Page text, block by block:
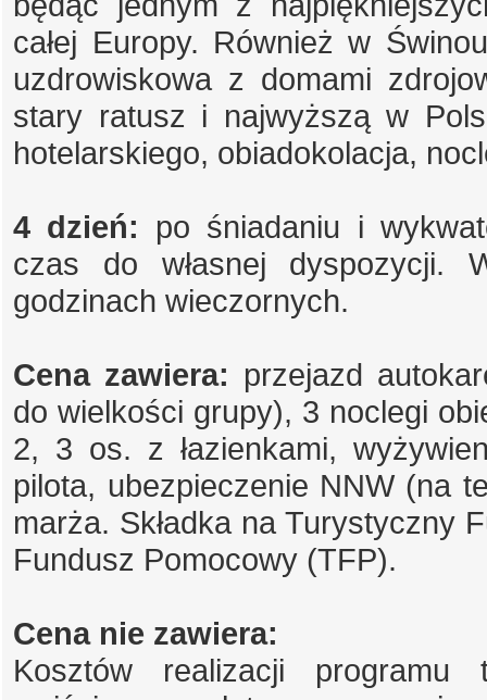
całej Europy. Również w
uzdrowiskowa z domami
stary ratusz i najwyższą w
hotelarskiego, obiadokolacja,
4 dzień: po śniadaniu i
czas do własnej dyspozycji.
godzinach wieczornych.
Cena zawiera: przejazd
do wielkości grupy), 3 noclegi
2, 3 os. z łazienkami,
pilota, ubezpieczenie NNW (na
marża. Składka na Turystyczny
Fundusz Pomocowy (TFP).
Cena nie zawiera:
Kosztów realizacji programu